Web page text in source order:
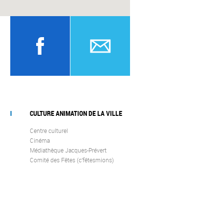
CULTURE ANIMATION DE LA VILLE
Centre culturel
Cinéma
Médiathèque Jacques-Prévert
Comité des Fêtes (c’fêtesmions)